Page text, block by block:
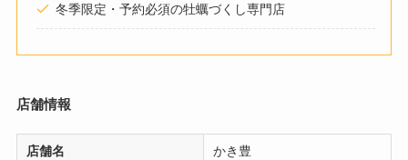
冬季限定・予約必須の牡蠣づくし専門店
店舗情報
店舗名 かき豊